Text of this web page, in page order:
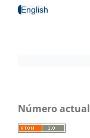
English
Número actual